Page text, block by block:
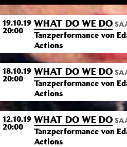
19.10.19
20:00
WHAT DO WE DO
Tanzperformance von
Actions
18.10.19
20:00
WHAT DO WE DO
Tanzperformance von
Actions
12.10.19
20:00
WHAT DO WE DO
Tanzperformance von
Actions